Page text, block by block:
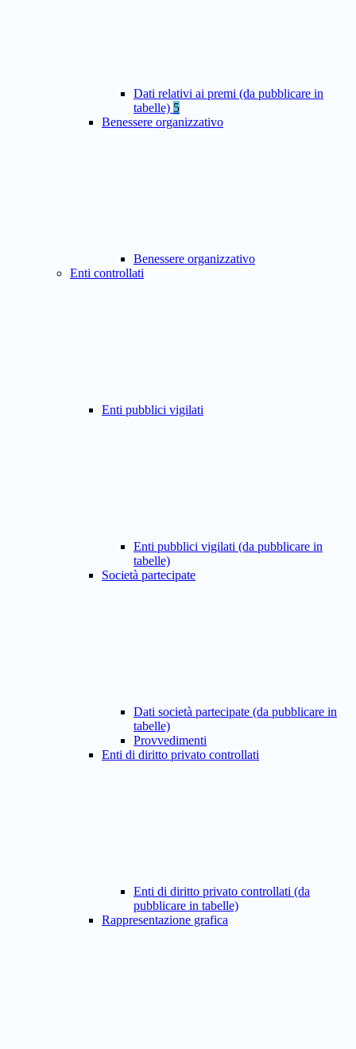
Dati relativi ai premi (da pubblicare in
tabelle) 5
Benessere organizzativo
Benessere organizzativo
Enti controllati
Enti pubblici vigilati
Enti pubblici vigilati (da pubblicare in
tabelle)
Società partecipate
Dati società partecipate (da pubblicare in
tabelle)
Provvedimenti
Enti di diritto privato controllati
Enti di diritto privato controllati (da
pubblicare in tabelle)
Rappresentazione grafica